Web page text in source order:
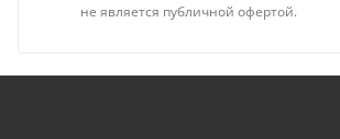
не является публичной офертой.